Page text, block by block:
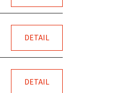
DETAIL
DETAIL